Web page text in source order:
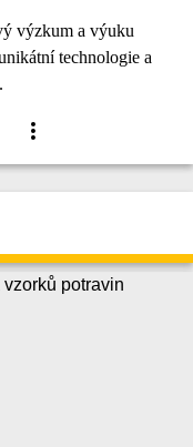
výzkum a výuku
technologie a